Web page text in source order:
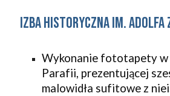
Izba Historyczna im. Adolfa
Wykonanie fototapety
Parafii, prezentującej
malowidła sufitowe z